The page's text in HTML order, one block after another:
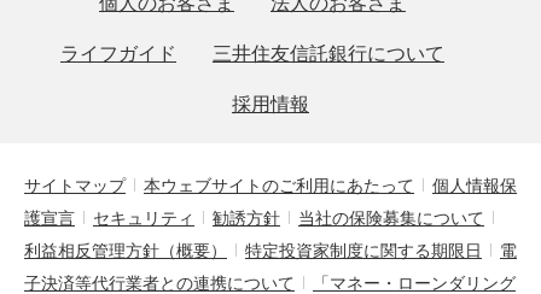
ライフガイド
三井住友信託銀行について
採用情報
サイトマップ 本ウェブサイトのご利用にあたって
個人情報保
護宣言
セキュリティ 勧誘方針
当社の保険募集について
利益相反管理方針（概要）
特定投資家制度に関する期限日
電
子決済等代行業者との連携について
「マネー・ローンダリング